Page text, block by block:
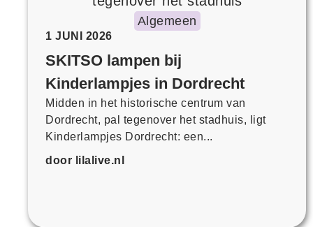
Algemeen
1 JUNI 2026
SKITSO lampen bij
Kinderlampjes in Dordrecht
Midden in het historische centrum van
Dordrecht, pal tegenover het stadhuis, ligt
Kinderlampjes Dordrecht: een...
door lilalive.nl